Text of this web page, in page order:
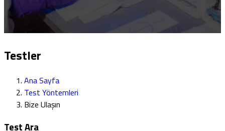
Testler
Ana Sayfa
Test Yöntemleri
Bize Ulaşın
Test Ara